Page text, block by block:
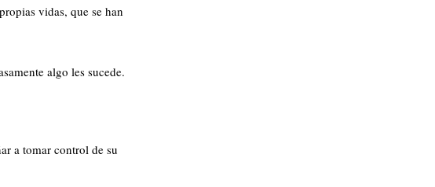
vidas, que se han
algo les sucede.
a tomar control de su